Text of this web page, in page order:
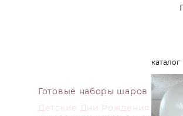
Готовые наборы шаров
Детские Дни Рождения
каталог